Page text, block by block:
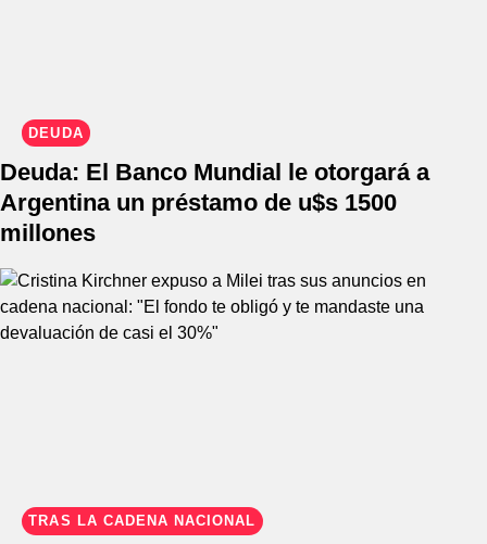
DEUDA
Deuda: El Banco Mundial le otorgará a
Argentina un préstamo de u$s 1500
millones
TRAS LA CADENA NACIONAL